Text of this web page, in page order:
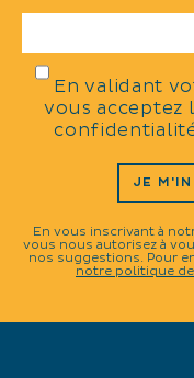
En validant
vous acceptez
JE
En vous inscrivant à
vous nous autorisez à
nos suggestions. Pour
notre politique